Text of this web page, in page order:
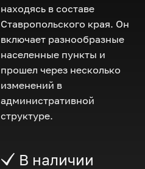
находясь в составе
Ставропольского края. Он
включает разнообразные
населенные пункты и
прошел через несколько
изменений в
административной
структуре.
В наличии